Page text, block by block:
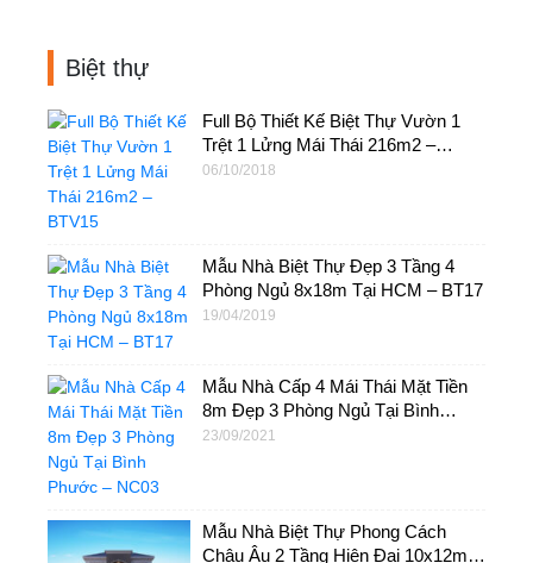
Biệt thự
Full Bộ Thiết Kế Biệt Thự Vườn 1
Trệt 1 Lửng Mái Thái 216m2 –
BTV15
06/10/2018
Mẫu Nhà Biệt Thự Đẹp 3 Tầng 4
Phòng Ngủ 8x18m Tại HCM – BT17
19/04/2019
Mẫu Nhà Cấp 4 Mái Thái Mặt Tiền
8m Đẹp 3 Phòng Ngủ Tại Bình
Phước – NC03
23/09/2021
Mẫu Nhà Biệt Thự Phong Cách
Châu Âu 2 Tầng Hiện Đại 10x12m –